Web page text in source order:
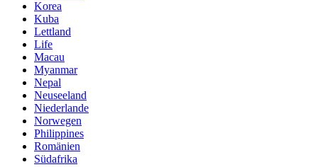
Korea
Kuba
Lettland
Life
Macau
Myanmar
Nepal
Neuseeland
Niederlande
Norwegen
Philippines
Romänien
Südafrika